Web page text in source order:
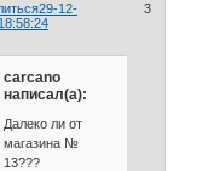
3
29-12-
carcano
написал(а):
Далеко ли от
магазина №
13???